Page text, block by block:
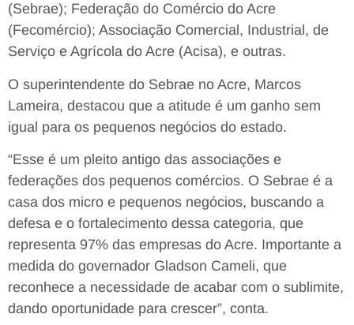
(Sebrae); Federação do Comércio do Acre
(Fecomércio); Associação Comercial, Industrial, de
Serviço e Agrícola do Acre (Acisa), e outras.
O superintendente do Sebrae no Acre, Marcos
Lameira, destacou que a atitude é um ganho sem
igual para os pequenos negócios do estado.
“Esse é um pleito antigo das associações e
federações dos pequenos comércios. O Sebrae é a
casa dos micro e pequenos negócios, buscando a
defesa e o fortalecimento dessa categoria, que
representa 97% das empresas do Acre. Importante a
medida do governador Gladson Cameli, que
reconhece a necessidade de acabar com o sublimite,
dando oportunidade para crescer”, conta.